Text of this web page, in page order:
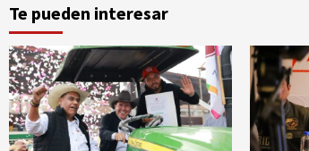
Te pueden interesar